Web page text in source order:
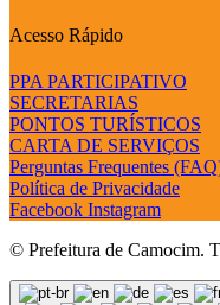
Acesso Rápido
PPA PARTICIPATIVO
SECRETARIAS
PONTOS TURÍSTICOS
CARTA DE SERVIÇOS
Perguntas Frequentes
Política de Privacidade
Facebook Instagram
© Prefeitura de Camocim.